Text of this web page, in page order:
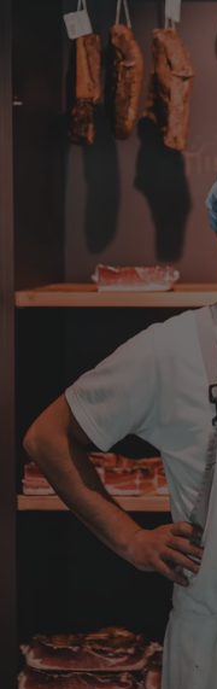
Christa
Der
einzelne
Pakete.
viel.
Ulrich
Tolles
Elfi
Man gibt
Wünsche
Anonym